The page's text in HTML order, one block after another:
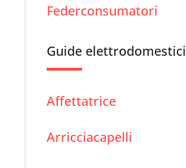
Federconsumatori
Guide elettrodomestici
Affettatrice
Arricciacapelli